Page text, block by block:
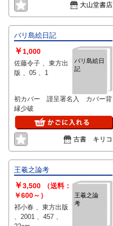
大山堂書店
バリ島絵日記
バリ島絵日
記
￥ 1,000
佐藤令子 、東方出
版 、05 、1
初カバー 謹呈署名入 カバー背
縁少破
古書 キリコ
王羲之論考
王羲之論
考
￥3,500
（送料：
￥600～）
祁小春 、東方出版
、2001 、457 、